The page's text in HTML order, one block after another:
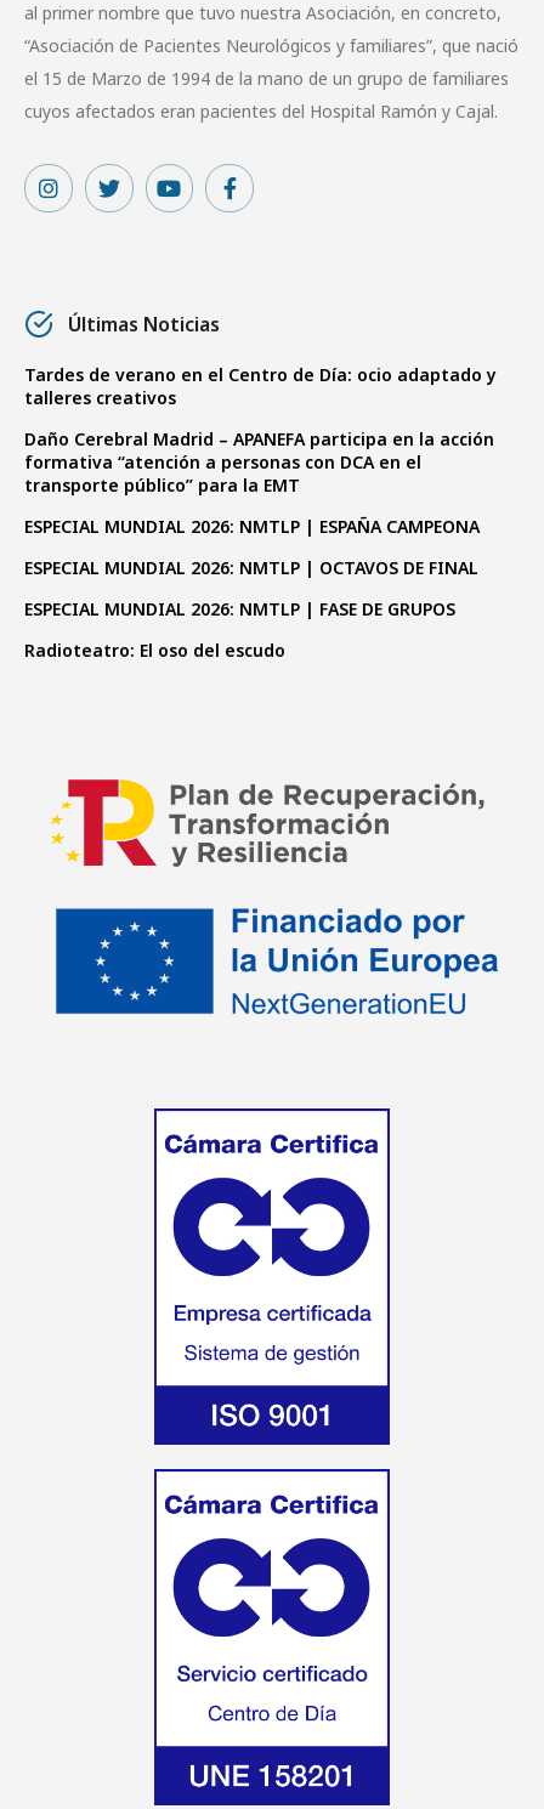
al primer nombre que tuvo nuestra Asociación, en concreto,
“Asociación de Pacientes Neurológicos y familiares”, que nació
el 15 de Marzo de 1994 de la mano de un grupo de familiares
cuyos afectados eran pacientes del Hospital Ramón y Cajal.
Últimas Noticias
Tardes de verano en el Centro de Día: ocio adaptado y
talleres creativos
Daño Cerebral Madrid – APANEFA participa en la acción
formativa “atención a personas con DCA en el
transporte público” para la EMT
ESPECIAL MUNDIAL 2026: NMTLP | ESPAÑA CAMPEONA
ESPECIAL MUNDIAL 2026: NMTLP | OCTAVOS DE FINAL
ESPECIAL MUNDIAL 2026: NMTLP | FASE DE GRUPOS
Radioteatro: El oso del escudo